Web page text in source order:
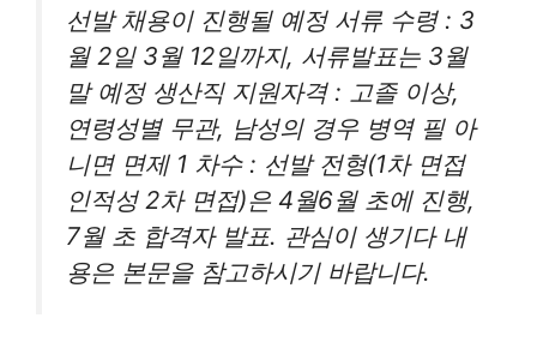
선발 채용이 진행될 예정 서류 수령 : 3
월 2일 3월 12일까지, 서류발표는 3월
말 예정 생산직 지원자격 : 고졸 이상,
연령성별 무관, 남성의 경우 병역 필 아
니면 면제 1 차수 : 선발 전형(1차 면접
인적성 2차 면접)은 4월6월 초에 진행,
7월 초 합격자 발표. 관심이 생기다 내
용은 본문을 참고하시기 바랍니다.